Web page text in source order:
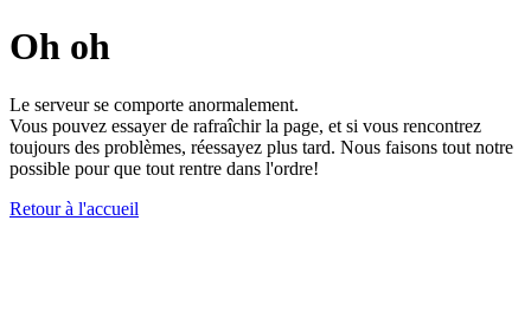
Oh oh
Le serveur se comporte anormalement.
Vous pouvez essayer de rafraîchir la page, et si vous rencontrez
toujours des problèmes, réessayez plus tard. Nous faisons tout notre
possible pour que tout rentre dans l'ordre!
Retour à l'accueil